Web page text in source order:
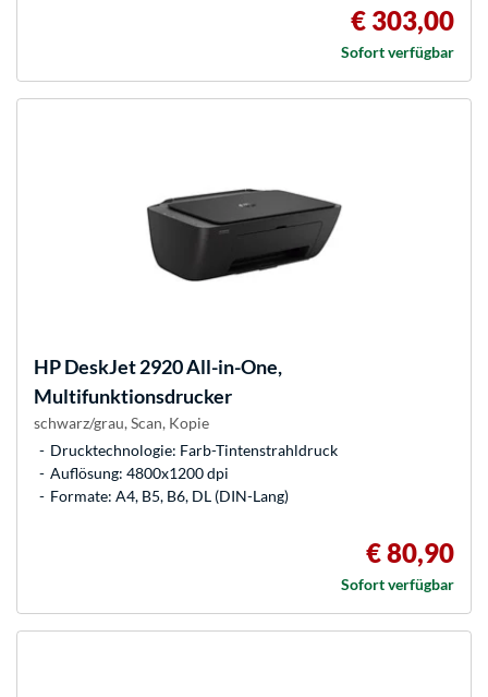
€ 303,00
Sofort verfügbar
HPDeskJet 2920 All-in-One,
Multifunktionsdrucker
schwarz/grau, Scan, Kopie
Drucktechnologie: Farb-Tintenstrahldruck
Auflösung: 4800x1200 dpi
Formate: A4, B5, B6, DL (DIN-Lang)
€ 80,90
Sofort verfügbar